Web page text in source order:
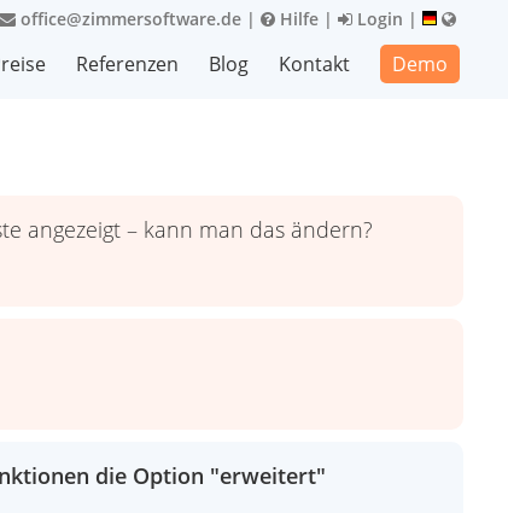
office@zimmersoftware.de | Hilfe | Login |
Referenzen Blog Kontakt Demo
angezeigt – kann man das ändern?
die Option "erweitert"